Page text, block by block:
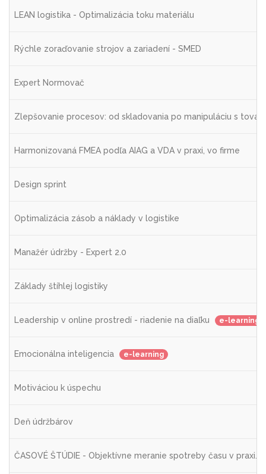
LEAN logistika - Optimalizácia toku materiálu
Rýchle zoraďovanie strojov a zariadení - SMED
Expert Normovač
Zlepšovanie procesov: od skladovania po manipuláciu s
Harmonizovaná FMEA podľa AIAG a VDA v praxi, vo firme
Design sprint
Optimalizácia zásob a náklady v logistike
Manažér údržby - Expert 2.0
Základy štíhlej logistiky
Leadership v online prostredí - riadenie na diaľku e-learning
Emocionálna inteligencia e-learning
Motiváciou k úspechu
Deň údržbárov
ČASOVÉ ŠTÚDIE - Objektívne meranie spotreby času v praxi.